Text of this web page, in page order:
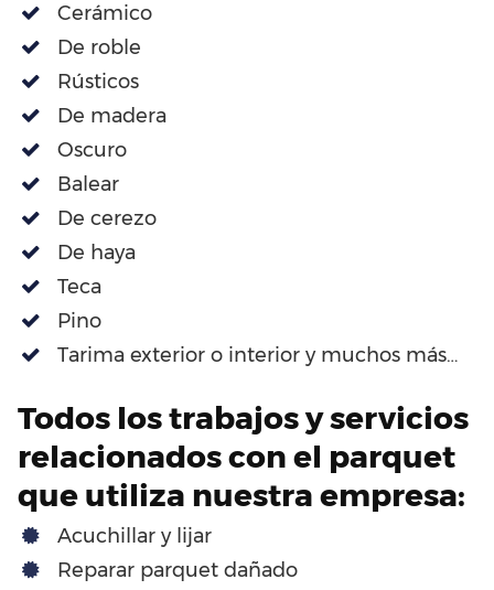
Cerámico
De roble
Rústicos
De madera
Oscuro
Balear
De cerezo
De haya
Teca
Pino
Tarima exterior o interior y muchos más…
Todos los trabajos y servicios
relacionados con el parquet
que utiliza nuestra empresa:
Acuchillar y lijar
Reparar parquet dañado